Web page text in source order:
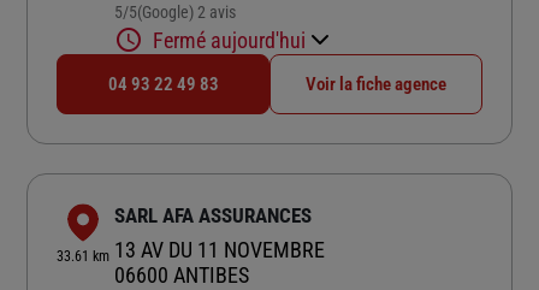
5/5Note de 5 sur 5
(Google) 2 avis
Fermé aujourd'hui
04 93 22 49 83 Voir la fiche agence
33.61 km
SARL AFA ASSURANCES
13 AV DU 11 NOVEMBRE
06600 ANTIBES